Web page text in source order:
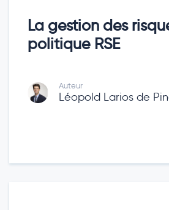
La gestion des
politique RSE
Auteur
Léopold Larios de